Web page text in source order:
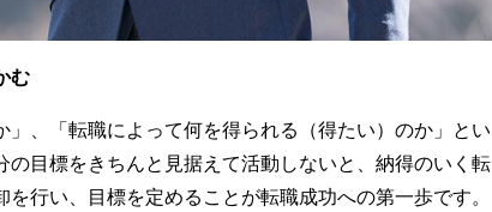
む
、「転職によって何を得られる（得たい）のか」とい
目標をきちんと見据えて活動しないと、納得のいく転
行い、目標を定めることが転職成功への第一歩です。